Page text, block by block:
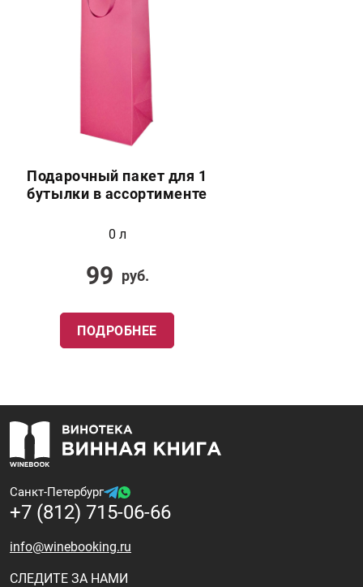
Подарочный пакет для 1
бутылки в ассортименте
0 л
99 руб.
ПОДРОБНЕЕ
Санкт-Петербург
+7 (812) 715-06-66
info@winebooking.ru
СЛЕДИТЕ ЗА НАМИ